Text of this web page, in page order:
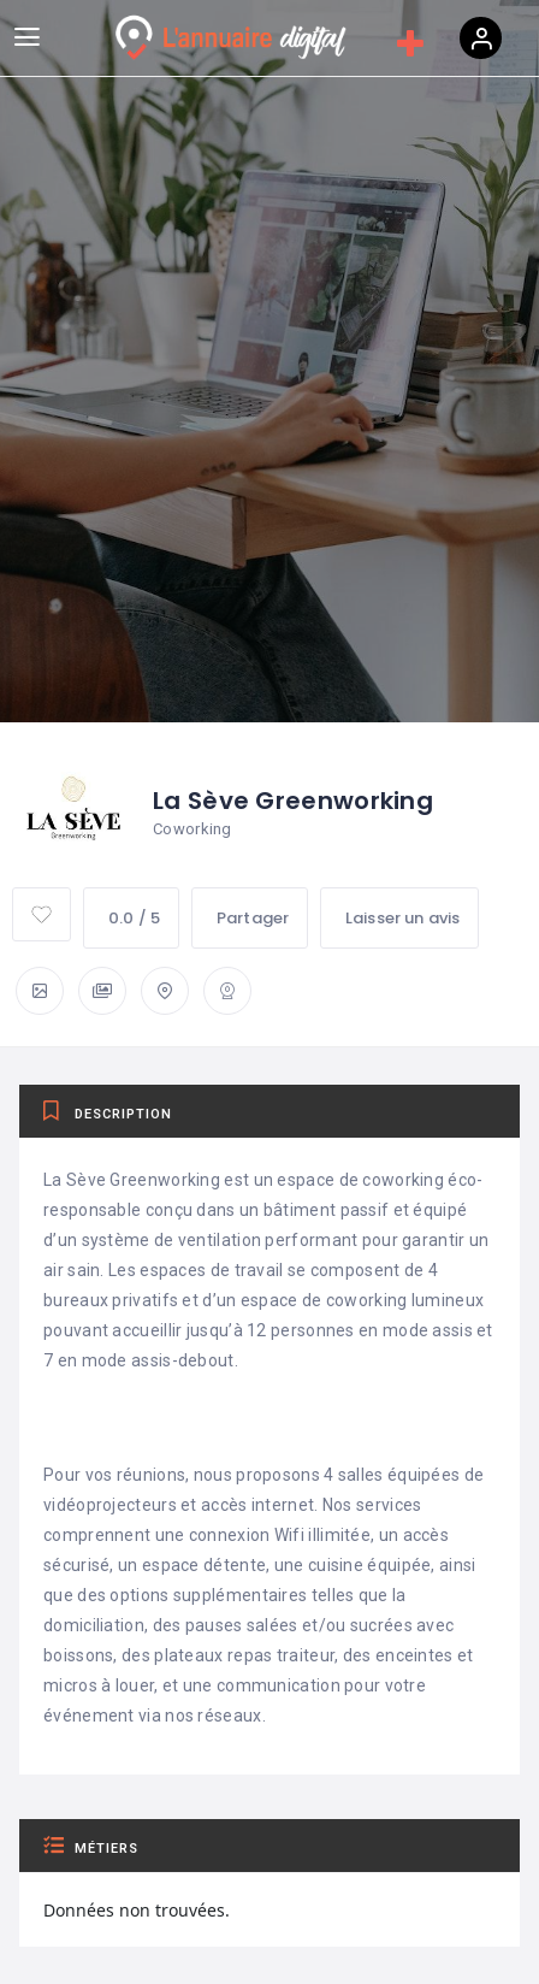
La Sève Greenworking
Coworking
0.0 / 5 Partager Laisser un avis
DESCRIPTION
La Sève Greenworking est un espace de coworking éco-
responsable conçu dans un bâtiment passif et équipé
d’un système de ventilation performant pour garantir un
air sain. Les espaces de travail se composent de 4
bureaux privatifs et d’un espace de coworking lumineux
pouvant accueillir jusqu’à 12 personnes en mode assis et
7 en mode assis-debout.
Pour vos réunions, nous proposons 4 salles équipées de
vidéoprojecteurs et accès internet. Nos services
comprennent une connexion Wifi illimitée, un accès
sécurisé, un espace détente, une cuisine équipée, ainsi
que des options supplémentaires telles que la
domiciliation, des pauses salées et/ou sucrées avec
boissons, des plateaux repas traiteur, des enceintes et
micros à louer, et une communication pour votre
événement via nos réseaux.
MÉTIERS
Données non trouvées.